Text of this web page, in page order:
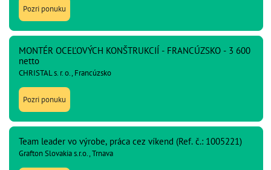
Pozri ponuku
MONTÉR OCEĽOVÝCH KONŠTRUKCIÍ - FRANCÚZSKO - 3 600
netto
CHRISTAL s. r. o., Francúzsko
Pozri ponuku
Team leader vo výrobe, práca cez víkend (Ref. č.: 1005221)
Grafton Slovakia s.r.o., Trnava